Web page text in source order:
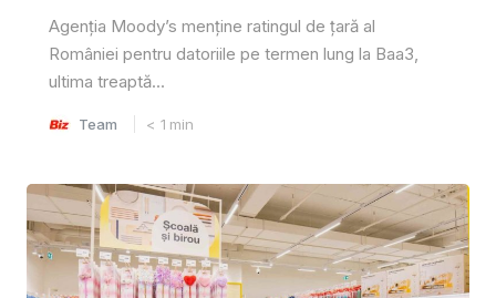
Agenția Moody’s menține ratingul de țară al
României pentru datoriile pe termen lung la Baa3,
ultima treaptă...
Team < 1 min